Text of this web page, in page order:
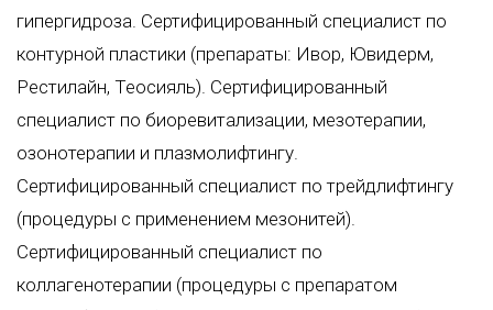
гипергидроза. Сертифицированный специалист по
контурной пластики (препараты: Ивор, Ювидерм,
Рестилайн, Теосияль). Сертифицированный
специалист по биоревитализации, мезотерапии,
озонотерапии и плазмолифтингу.
Сертифицированный специалист по трейдлифтингу
(процедуры с применением мезонитей).
Сертифицированный специалист по
коллагенотерапии (процедуры с препаратом